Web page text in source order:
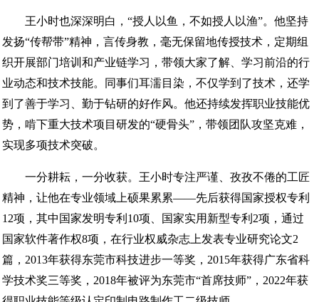
王小时也深深明白，“授人以鱼，不如授人以渔”。他坚持
发扬“传帮带”精神，言传身教，毫无保留地传授技术，定期组
织开展部门培训和产业链学习，带领大家了解、学习前沿的行
业动态和技术技能。同事们耳濡目染，不仅学到了技术，还学
到了善于学习、勤于钻研的好作风。他还持续发挥职业技能优
势，啃下重大技术项目研发的“硬骨头”，带领团队攻坚克难，
实现多项技术突破。
一分耕耘，一分收获。王小时专注严谨、孜孜不倦的工匠
精神，让他在专业领域上硕果累累——先后获得国家授权专利
12项，其中国家发明专利10项、国家实用新型专利2项，通过
国家软件著作权8项，在行业权威杂志上发表专业研究论文2
篇，2013年获得东莞市科技进步一等奖，2015年获得广东省科
学技术奖三等奖，2018年被评为东莞市“首席技师”，2022年获